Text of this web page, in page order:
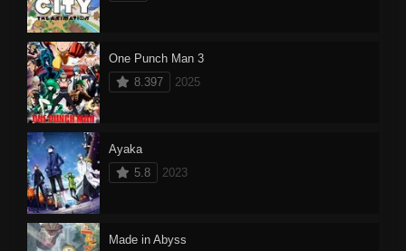
One Punch Man 3
8.397
2025
Ayaka
5.8
2023
Made in Abyss